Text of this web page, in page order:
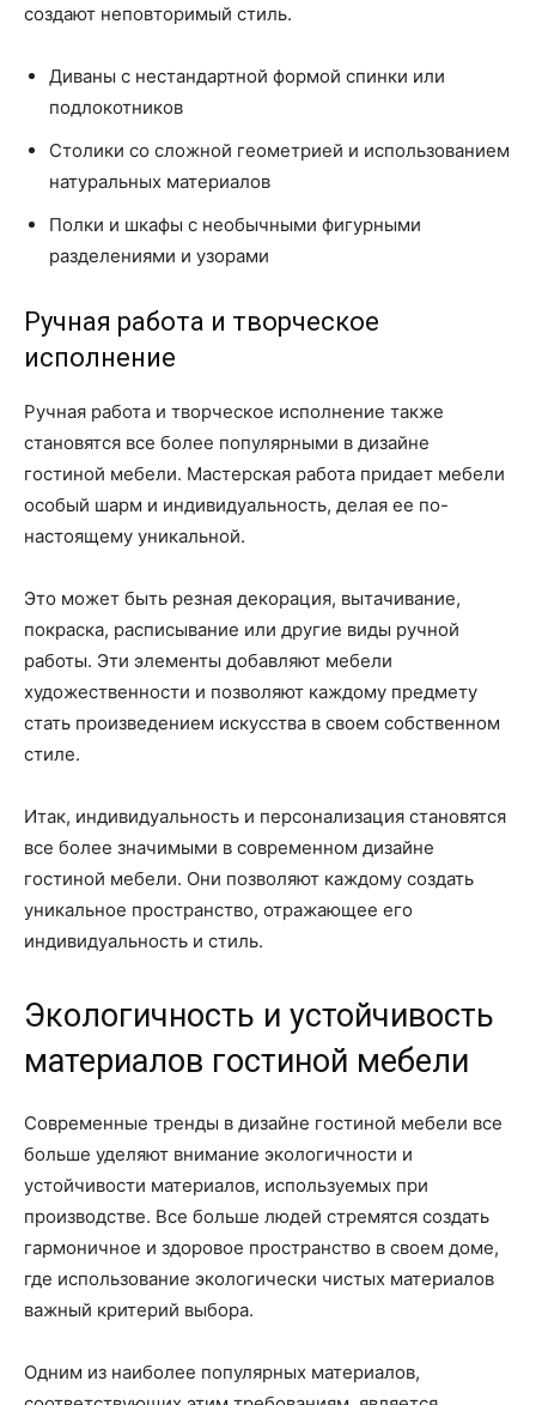
создают неповторимый стиль.
Диваны с нестандартной формой спинки или
подлокотников
Столики со сложной геометрией и использованием
натуральных материалов
Полки и шкафы с необычными фигурными
разделениями и узорами
Ручная работа и творческое
исполнение
Ручная работа и творческое исполнение также
становятся все более популярными в дизайне
гостиной мебели. Мастерская работа придает мебели
особый шарм и индивидуальность, делая ее по-
настоящему уникальной.
Это может быть резная декорация, вытачивание,
покраска, расписывание или другие виды ручной
работы. Эти элементы добавляют мебели
художественности и позволяют каждому предмету
стать произведением искусства в своем собственном
стиле.
Итак, индивидуальность и персонализация становятся
все более значимыми в современном дизайне
гостиной мебели. Они позволяют каждому создать
уникальное пространство, отражающее его
индивидуальность и стиль.
Экологичность и устойчивость
материалов гостиной мебели
Современные тренды в дизайне гостиной мебели все
больше уделяют внимание экологичности и
устойчивости материалов, используемых при
производстве. Все больше людей стремятся создать
гармоничное и здоровое пространство в своем доме,
где использование экологически чистых материалов
важный критерий выбора.
Одним из наиболее популярных материалов,